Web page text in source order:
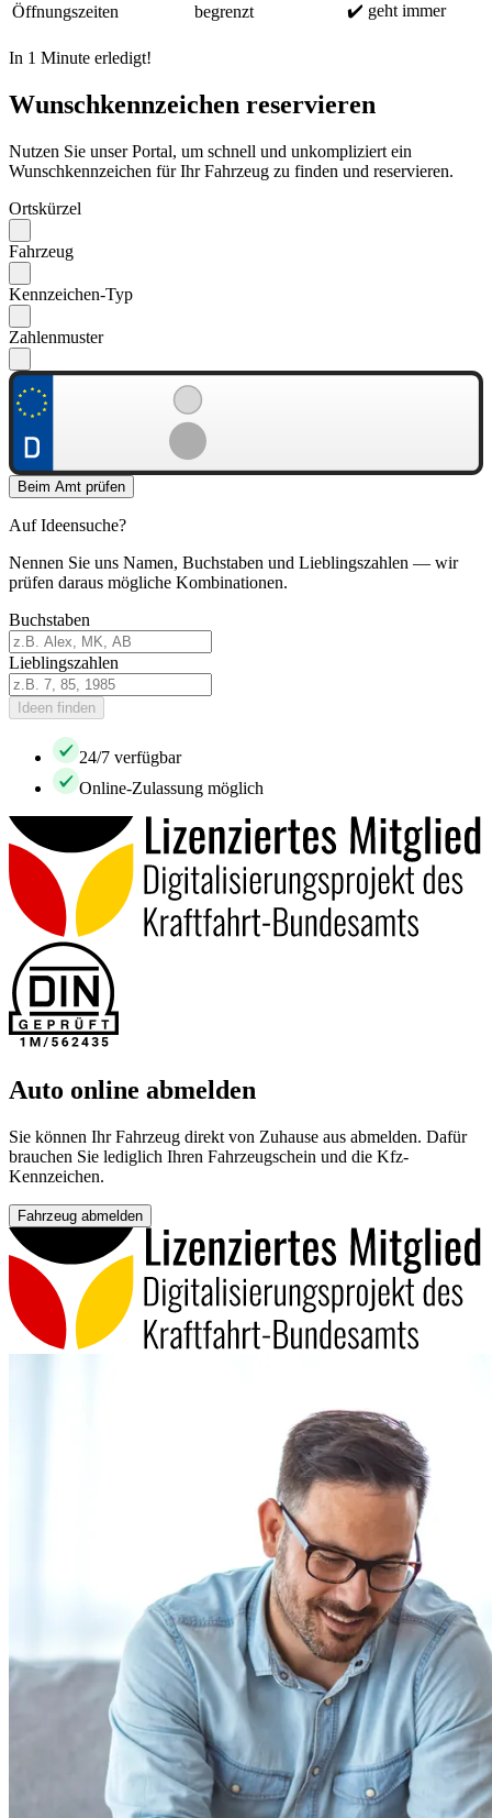
Öffnungszeiten begrenzt ✔️ geht immer
In 1 Minute erledigt!
Wunschkennzeichen reservieren
Nutzen Sie unser Portal, um schnell und unkompliziert ein
Wunschkennzeichen für Ihr Fahrzeug zu finden und reservieren.
Ortskürzel
Fahrzeug
Kennzeichen-Typ
Zahlenmuster
Beim Amt prüfen
Auf Ideensuche?
Nennen Sie uns Namen, Buchstaben und Lieblingszahlen — wir
prüfen daraus mögliche Kombinationen.
Buchstaben
Lieblingszahlen
Ideen finden
24/7 verfügbar
Online-Zulassung möglich
Auto online abmelden
Sie können Ihr Fahrzeug direkt von Zuhause aus abmelden. Dafür
brauchen Sie lediglich Ihren Fahrzeugschein und die Kfz-
Kennzeichen.
Fahrzeug abmelden